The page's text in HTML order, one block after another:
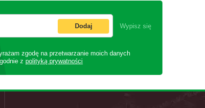
Dodaj Wypisz się
zgodę na przetwarzanie moich danych
zpolityką prywatności